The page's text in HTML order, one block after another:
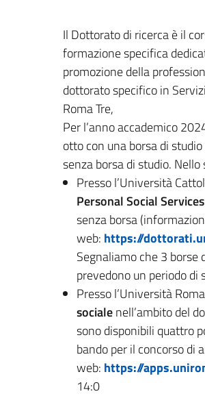
Il Dottoratodi ricerca è il
formazione specifica
promozione della
dottorato specifico in
Roma Tre,
Per l’anno accademico
otto con una borsa di
senza borsa di studio. Nello
Presso l’Università
Personal Social Services
senza borsa
web: https://
Segnaliamo che 3 borse
prevedono un periodo di
Presso l’Università
socialenell’ambito del
sono disponibili quattro
bando per il concorso di
web: https://
14:0